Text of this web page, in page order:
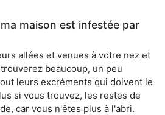
maison est infestée par
allées et venues à votre nez et
beaucoup, un peu
leurs excréments qui doivent le
si vous trouvez, les restes de
car vous n'êtes plus à l'abri.